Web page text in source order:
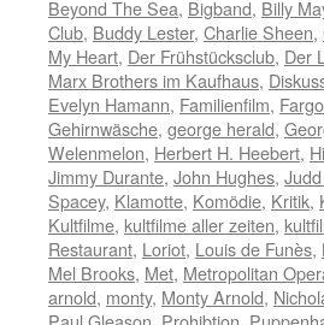
Beyond The Sea, Bigband, Billy
Club, Buddy Lester, Charlie Sheen,
My Heart, Der Frühstücksclub, Der
Marx Brothers im Kaufhaus,
Evelyn Hamann, Familienfilm, Fargo
Gehirnwäsche, george herald,
Welenmelon, Herbert H. Heebert,
Jimmy Durante, John Hughes,
Spacey, Klamotte, Komödie, Kritik,
Kultfilme, kultfilme aller zeiten,
Restaurant, Loriot, Louis de Funès,
Mel Brooks, Met, Metropolitan
arnold, monty, Monty Arnold,